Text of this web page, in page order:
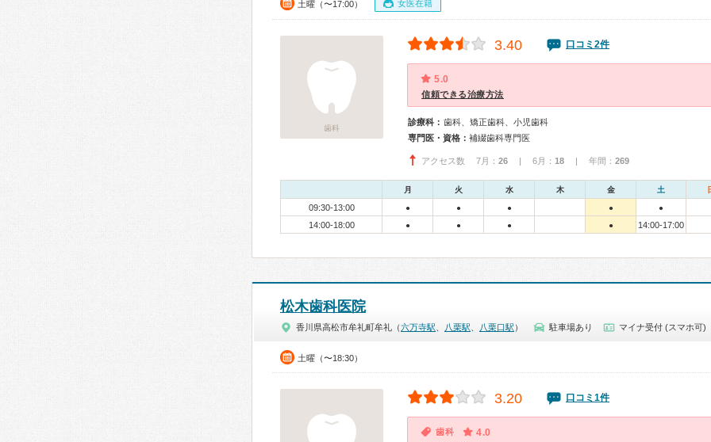
土曜（〜17:00） 女医在籍
歯科
3.40 口コミ2件
5.0
信頼できる治療方法
診療科： 歯科、矯正歯科、小児歯科
専門医・資格： 補綴歯科専門医
アクセス数 7月： 26 | 6月： 18 | 年間： 269
月 火 水 木 金 土
09:30-13:00 ● ● ● ● ●
14:00-18:00 ● ● ● ● 14:00-17:00
松木歯科医院
香川県高松市牟礼町牟礼（六万寺駅 八栗駅 八栗口駅 ） 駐車場あり マイナ受付 (スマホ可)
土曜（〜18:30）
3.20 口コミ1件
歯科 4.0